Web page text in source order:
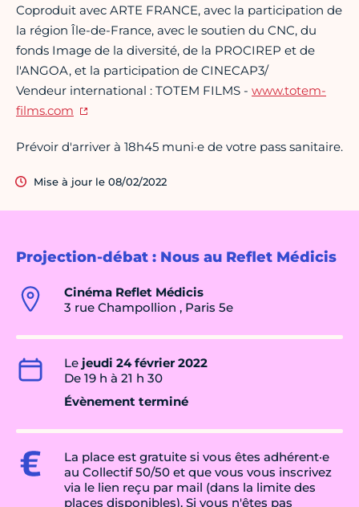
Projection-débat : Nous au Reflet Médicis
Cinéma Reflet Médicis
3 rue Champollion , Paris 5e
Le jeudi 24 février 2022
De 19 h à 21 h 30
Évènement terminé
La place est gratuite si vous êtes adhérent·e
au Collectif 50/50 et que vous vous inscrivez
via le lien reçu par mail (dans la limite des
places disponibles). Si vous n'êtes pas
Coproduit avec ARTE FRANCE, avec la participation de
la région Île-de-France, avec le soutien du CNC, du
fonds Image de la diversité, de la PROCIREP et de
l'ANGOA, et la participation de CINECAP3/
Vendeur international : TOTEM FILMS - www.totem-
films.com
Prévoir d'arriver à 18h45 muni·e de votre pass sanitaire.
Mise à jour le 08/02/2022